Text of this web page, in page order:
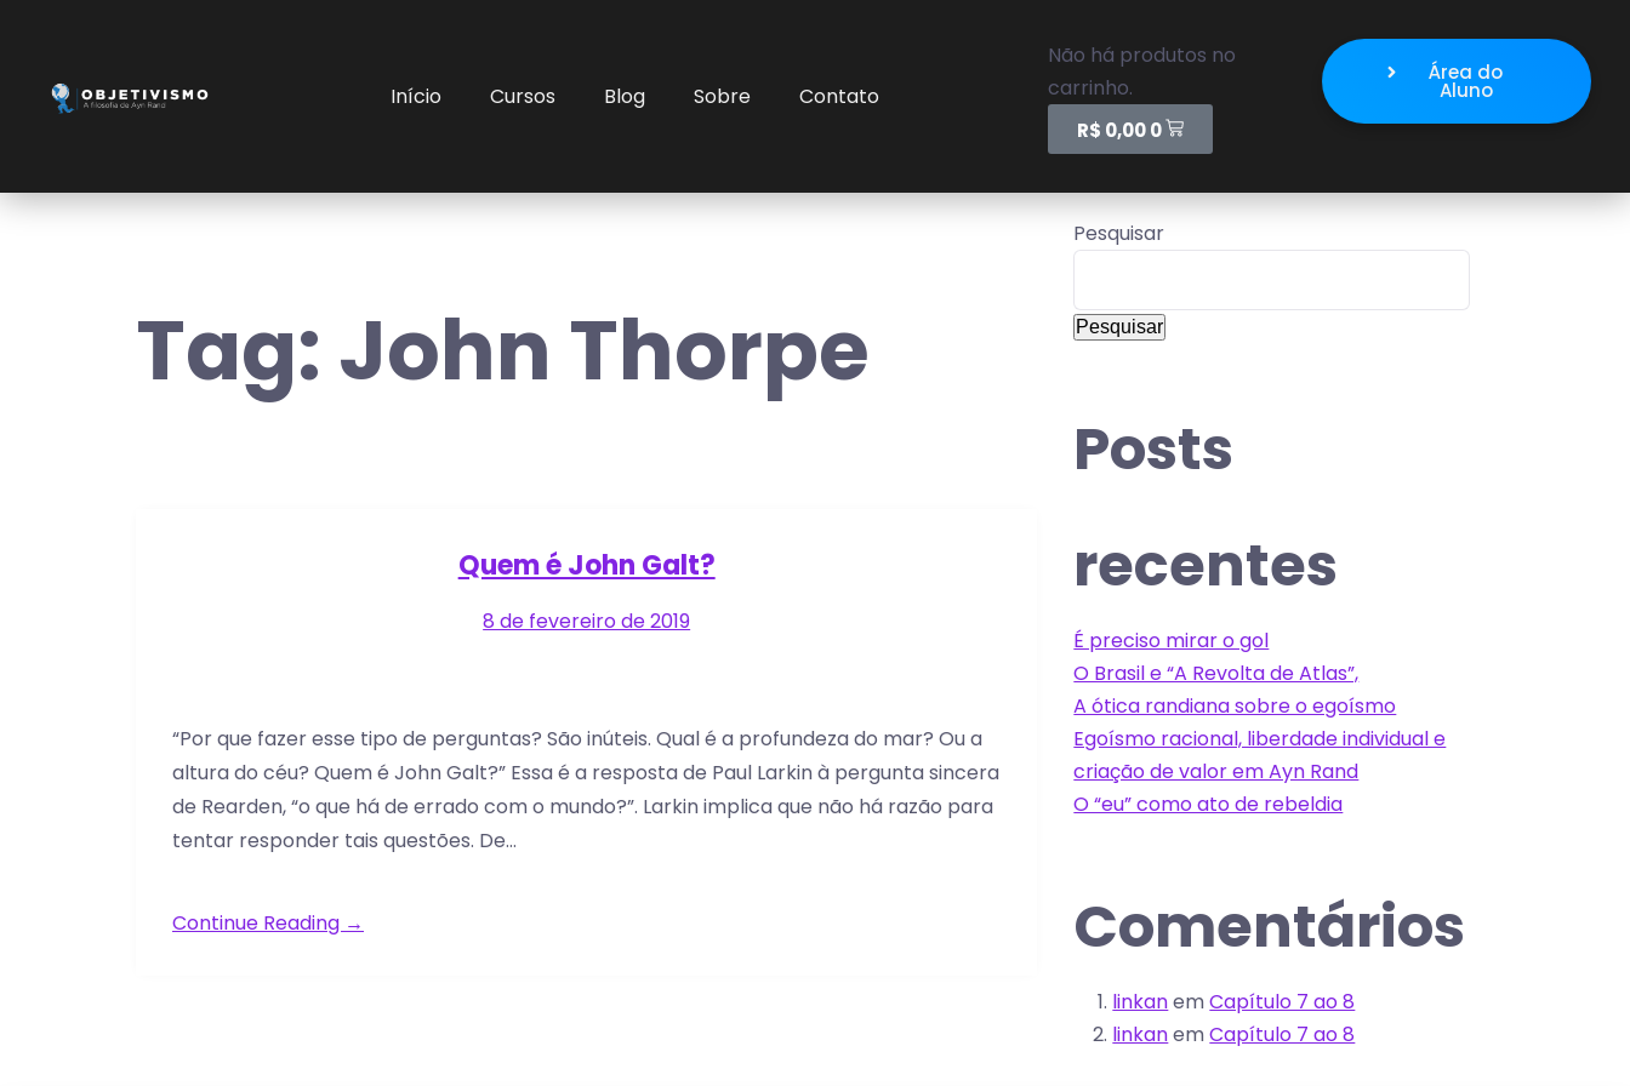
Início Cursos Blog Sobre Contato
Não há produtos no
carrinho.
R$ 0,000
Área do
Aluno
Tag: John Thorpe
Quem é John Galt?
8 de fevereiro de 2019
“Por que fazer esse tipo de perguntas? São inúteis. Qual é a profundeza do mar? Ou a
altura do céu? Quem é John Galt?” Essa é a resposta de Paul Larkin à pergunta sincera
de Rearden, “o que há de errado com o mundo?”. Larkin implica que não há razão para
tentar responder tais questões. De…
Continue Reading →
Pesquisar
Pesquisar
Posts
recentes
É preciso mirar o gol
O Brasil e “A Revolta de Atlas”,
A ótica randiana sobre o egoísmo
Egoísmo racional, liberdade individual e
criação de valor em Ayn Rand
O “eu” como ato de rebeldia
Comentários
linkanemCapítulo 7 ao 8
linkanemCapítulo 7 ao 8